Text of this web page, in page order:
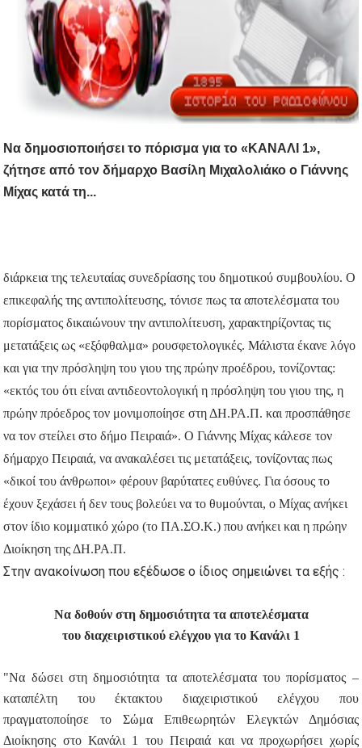
Να δημοσιοποιήσει το πόρισμα για το «ΚΑΝΑΛΙ 1»,
ζήτησε από τον δήμαρχο Βασίλη Μιχαλολιάκο ο Γιάννης
Μίχας κατά τη...
διάρκεια της τελευταίας συνεδρίασης του δημοτικού συμβουλίου. Ο
επικεφαλής της αντιπολίτευσης, τόνισε πως τα αποτελέσματα του
πορίσματος δικαιώνουν την αντιπολίτευση, χαρακτηρίζοντας τις
μετατάξεις ως «εξόφθαλμα» ρουσφετολογικές. Μάλιστα έκανε λόγο
και για την πρόσληψη του γιου της πρώην προέδρου, τονίζοντας:
«εκτός του ότι είναι αντιδεοντολογική η πρόσληψη του γιου της, η
πρώην πρόεδρος τον μονιμοποίησε στη ΔΗ.ΡΑ.Π. και προσπάθησε
να τον στείλει στο δήμο Πειραιά». Ο Γιάννης Μίχας κάλεσε τον
δήμαρχο Πειραιά, να ανακαλέσει τις μετατάξεις, τονίζοντας πως
«δικοί του άνθρωποι» φέρουν βαρύτατες ευθύνες. Για όσους το
έχουν ξεχάσει ή δεν τους βολεύει να το θυμούνται, ο Μίχας ανήκει
στον ίδιο κομματικό χώρο (το ΠΑ.ΣΟ.Κ.) που ανήκει και η πρώην
Διοίκηση της ΔΗ.ΡΑ.Π.
Στην ανακοίνωση που εξέδωσε ο ίδιος σημειώνει τα εξής :
Να δοθούν στη δημοσιότητα τα αποτελέσματα
του διαχειριστικού ελέγχου για το Κανάλι 1
"Να δώσει στη δημοσιότητα τα αποτελέσματα του πορίσματος –
καταπέλτη του έκτακτου διαχειριστικού ελέγχου που
πραγματοποίησε το Σώμα Επιθεωρητών Ελεγκτών Δημόσιας
Διοίκησης στο Κανάλι 1 του Πειραιά και να προχωρήσει χωρίς